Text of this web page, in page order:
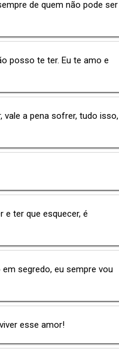
de quem não pode ser
posso te ter. Eu te amo e
vale a pena sofrer, tudo isso,
e ter que esquecer, é
segredo, eu sempre vou
esse amor!